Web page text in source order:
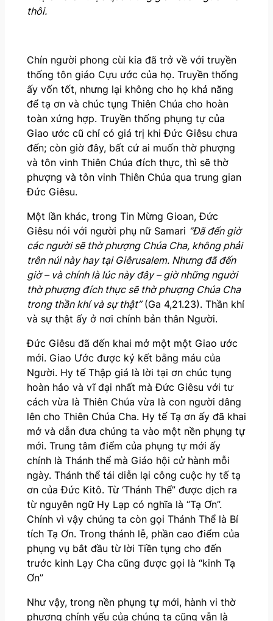
thôi.
Chín người phong cùi kia đã trở về với truyền
thống tôn giáo Cựu ước của họ. Truyền thống
ấy vốn tốt, nhưng lại không cho họ khả năng
để tạ ơn và chúc tụng Thiên Chúa cho hoàn
toàn xứng hợp. Truyền thống phụng tự của
Giao ước cũ chỉ có giá trị khi Đức Giêsu chưa
đến; còn giờ đây, bất cứ ai muốn thờ phượng
và tôn vinh Thiên Chúa đích thực, thì sẽ thờ
phượng và tôn vinh Thiên Chúa qua trung gian
Đức Giêsu.
Một lần khác, trong Tin Mừng Gioan, Đức
Giêsu nói với người phụ nữ Samari “Đã đến giờ
các người sẽ thờ phượng Chúa Cha, không phải
trên núi này hay tại Giêrusalem. Nhưng đã đến
giờ – và chính là lúc này đây – giờ những người
thờ phượng đích thực sẽ thờ phượng Chúa Cha
trong thần khí và sự thật”(Ga 4,21.23). Thần khí
và sự thật ấy ở nơi chính bản thân Người.
Đức Giêsu đã đến khai mở một một Giao ước
mới. Giao Ước được ký kết bằng máu của
Người. Hy tế Thập giá là lời tại ơn chúc tụng
hoàn hảo và vĩ đại nhất mà Đức Giêsu với tư
cách vừa là Thiên Chúa vừa là con người dâng
lên cho Thiên Chúa Cha. Hy tế Tạ ơn ấy đã khai
mở và dẫn đưa chúng ta vào một nền phụng tự
mới. Trung tâm điểm của phụng tự mới ấy
chính là Thánh thể mà Giáo hội cử hành mỗi
ngày. Thánh thể tái diễn lại công cuộc hy tế tạ
ơn của Đức Kitô. Từ ‘Thánh Thể” được dịch ra
từ nguyên ngữ Hy Lạp có nghĩa là “Tạ Ơn”.
Chính vì vậy chúng ta còn gọi Thánh Thể là Bí
tích Tạ Ơn. Trong thánh lễ, phần cao điểm của
phụng vụ bắt đầu từ lời Tiền tụng cho đến
trước kinh Lạy Cha cũng được gọi là “kinh Tạ
Ơn”
Như vậy, trong nền phụng tự mới, hành vi thờ
phượng chính yếu của chúng ta cũng vẫn là